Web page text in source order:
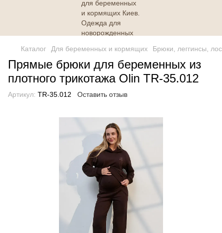
Каталог Для беременных и кормящих Брюки, леггинсы,
Прямые брюки для беременных из
плотного трикотажа Olin TR-35.012
Артикул: TR-35.012 Оставить отзыв